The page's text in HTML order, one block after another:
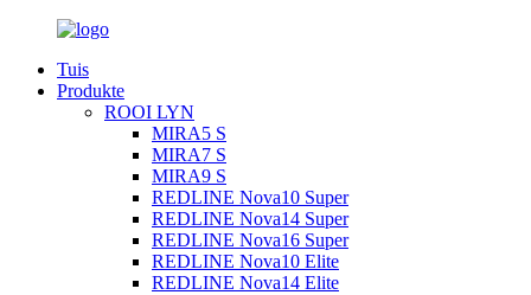
Tuis
Produkte
ROOI LYN
MIRA5 S
MIRA7 S
MIRA9 S
REDLINE Nova10 Super
REDLINE Nova14 Super
REDLINE Nova16 Super
REDLINE Nova10 Elite
REDLINE Nova14 Elite